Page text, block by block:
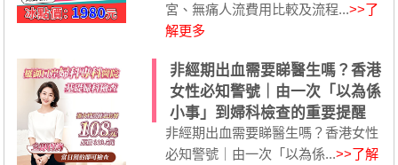
宮、無痛人流費用比較及流程...>>了
解更多
非經期出血需要睇醫生嗎？香港
女性必知警號｜由一次「以為係
小事」到婦科檢查的重要提醒
非經期出血需要睇醫生嗎？香港女性
必知警號｜由一次「以為係...>>了解